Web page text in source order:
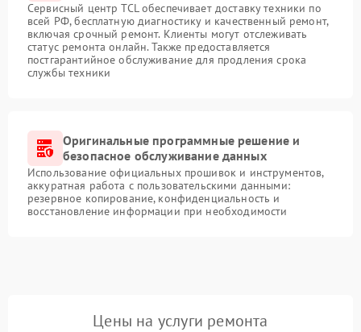
Сервисный центр TCL обеспечивает доставку техники по
всей РФ, бесплатную диагностику и качественный ремонт,
включая срочный ремонт. Клиенты могут отслеживать
статус ремонта онлайн. Также предоставляется
постгарантийное обслуживание для продления срока
службы техники
Оригинальные программные решение и
безопасное обслуживание данных
Использование официальных прошивок и инструментов,
аккуратная работа с пользовательскими данными:
резервное копирование, конфиденциальность и
восстановление информации при необходимости
Цены на услуги ремонта